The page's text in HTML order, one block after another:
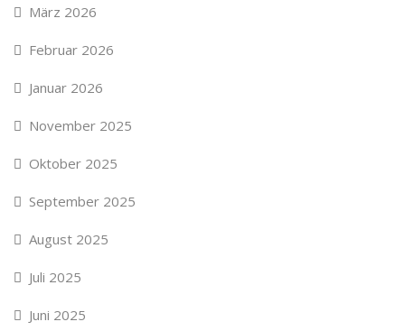
März 2026
Februar 2026
Januar 2026
November 2025
Oktober 2025
September 2025
August 2025
Juli 2025
Juni 2025